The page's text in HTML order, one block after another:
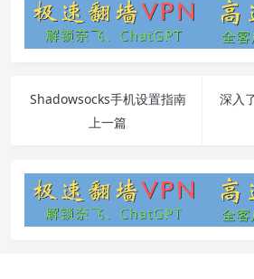
Shadowsocks手机设置指南
上一篇
深入